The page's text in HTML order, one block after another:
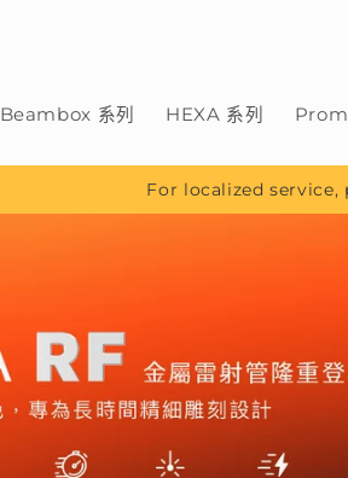
Beambox 系列 HEXA 系列
For localized service,